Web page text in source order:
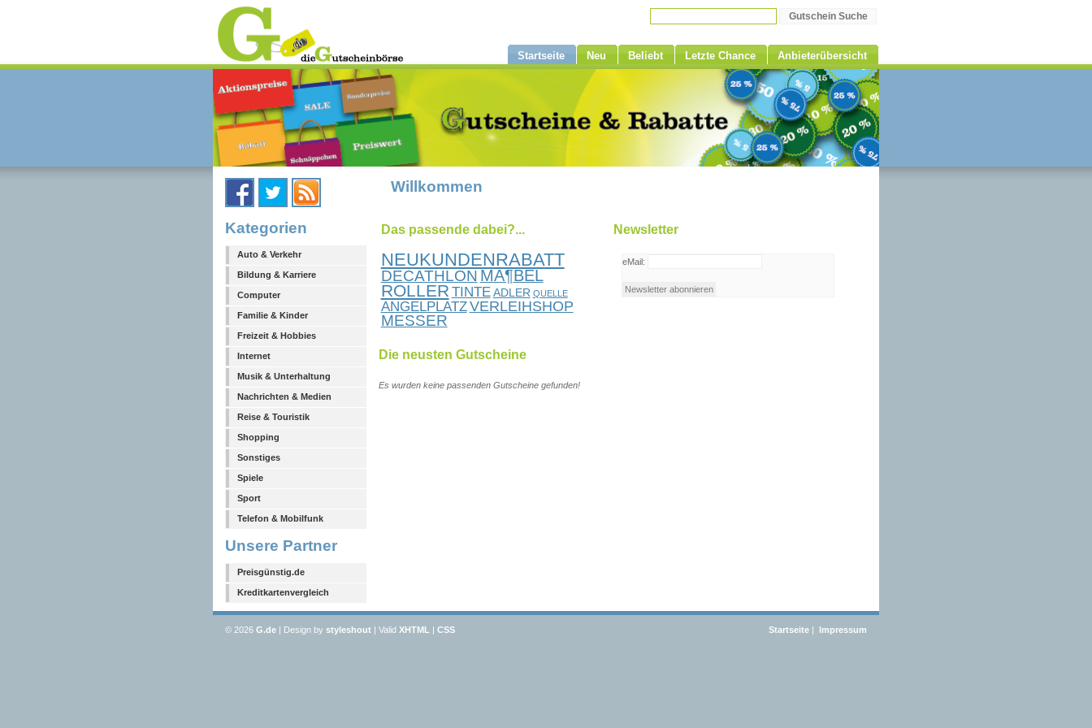
Startseite Neu Beliebt Letzte Chance Anbieterübersicht
Kategorien
Auto & Verkehr
Bildung & Karriere
Computer
Familie & Kinder
Freizeit & Hobbies
Internet
Musik & Unterhaltung
Nachrichten & Medien
Reise & Touristik
Shopping
Sonstiges
Spiele
Sport
Telefon & Mobilfunk
Unsere Partner
Preisgünstig.de
Kreditkartenvergleich
Willkommen
Das passende dabei?...
NEUKUNDENRABATT
DECATHLONMÃ¶BEL
ROLLER TINTE ADLER QUELLE
ANGELPLATZVERLEIHSHOP
MESSER
Newsletter
eMail:
Die neusten Gutscheine
Es wurden keine passenden Gutscheine gefunden!
© 2026 G.de | Design by styleshout | Valid XHTML | CSS Startseite | Impressum